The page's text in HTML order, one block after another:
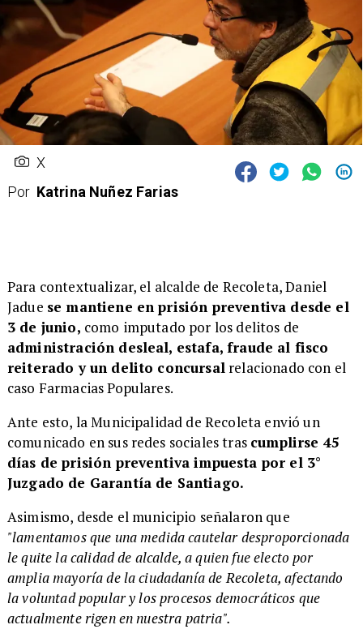
X
Por Katrina Nuñez Farias
Para contextualizar, el alcalde de Recoleta, Daniel
Jadue se mantiene en prisión preventiva desde el
3 de junio, como imputado por los delitos de
administración desleal, estafa, fraude al fisco
reiterado y un delito concursalrelacionado con el
caso Farmacias Populares.
Ante esto, la Municipalidad de Recoleta envió un
comunicado en sus redes sociales tras cumplirse 45
días de prisión preventiva impuesta por el 3°
Juzgado de Garantía de Santiago.
Asimismo, desde el municipio señalaron que
"lamentamos que una medida cautelar desproporcionada
le quite la calidad de alcalde, a quien fue electo por
amplia mayoría de la ciudadanía de Recoleta, afectando
la voluntad popular y los procesos democráticos que
actualmente rigen en nuestra patria".